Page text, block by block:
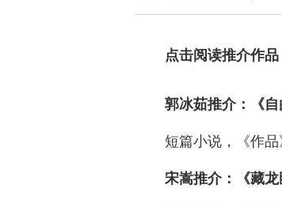
点击阅读推介作品
郭冰茹推介：《
短篇小说，《作
宋嵩推介：《藏